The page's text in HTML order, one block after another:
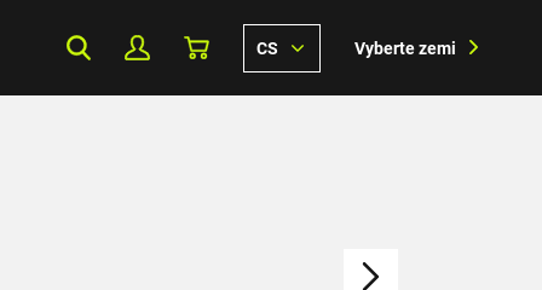
CS Vyberte zemi